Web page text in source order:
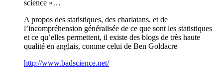
science »…
A propos des statistiques, des charlatans, et de
l’incompréhension généralisée de ce que sont les statistiques
et ce qu’elles permettent, il existe des blogs de très haute
qualité en anglais, comme celui de Ben Goldacre
http://www.badscience.net/